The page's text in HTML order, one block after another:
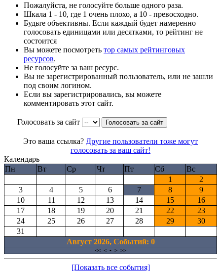
Пожалуйста, не голосуйте больше одного раза.
Шкала 1 - 10, где 1 очень плохо, а 10 - превосходно.
Будьте объективны. Если каждый будет намеренно
голосовать единицами или десятками, то рейтинг не
состоится
Вы можете посмотреть тop самых рейтинговых
ресурсов.
Не голосуйте за ваш ресурс.
Вы не зарегистрированный пользователь, или не зашли
под своим логином.
Если вы зарегистрировались, вы можете
комментировать этот сайт.
Голосовать за сайт
Это ваша ссылка? Другие пользователи тоже могут
голосовать за ваш сайт!
Календарь
Пн
Вт Ср Чт Пт Сб
Вс
1
2
3
4 5 6 7 8
9
10
11 12 13 14 15
16
17
18 19 20 21 22
23
24
25 26 27 28 29
30
31
Август 2026, Cобытий: 0
<< < • > >>
[Показать все события]